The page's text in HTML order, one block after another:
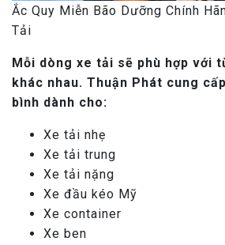
Ắc Quy Miễn Bão Dưỡng Chính
Tải
Mỗi dòng xe tải sẽ phù hợp với
khác nhau. Thuận Phát cung
bình dành cho:
Xe tải nhẹ
Xe tải trung
Xe tải nặng
Xe đầu kéo Mỹ
Xe container
Xe ben